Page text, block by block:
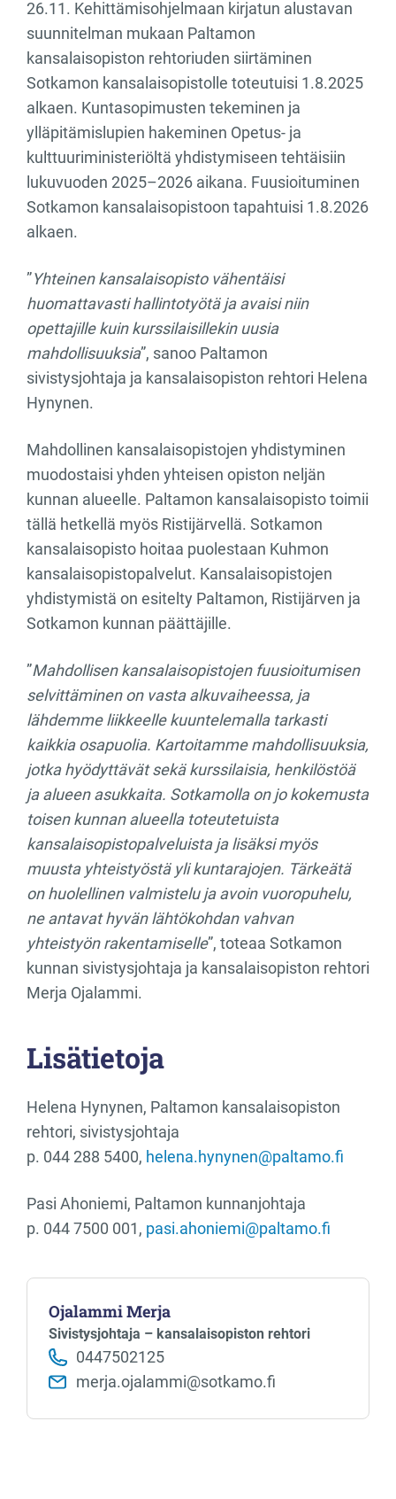
26.11. Kehittämisohjelmaan kirjatun alustavan
suunnitelman mukaan Paltamon
kansalaisopiston rehtoriuden siirtäminen
Sotkamon kansalaisopistolle toteutuisi 1.8.2025
alkaen. Kuntasopimusten tekeminen ja
ylläpitämislupien hakeminen Opetus- ja
kulttuuriministeriöltä yhdistymiseen tehtäisiin
lukuvuoden 2025–2026 aikana. Fuusioituminen
Sotkamon kansalaisopistoon tapahtuisi 1.8.2026
alkaen.
”Yhteinen kansalaisopisto vähentäisi
huomattavasti hallintotyötä ja avaisi niin
opettajille kuin kurssilaisillekin uusia
mahdollisuuksia”, sanoo Paltamon
sivistysjohtaja ja kansalaisopiston rehtori Helena
Hynynen.
Mahdollinen kansalaisopistojen yhdistyminen
muodostaisi yhden yhteisen opiston neljän
kunnan alueelle. Paltamon kansalaisopisto toimii
tällä hetkellä myös Ristijärvellä. Sotkamon
kansalaisopisto hoitaa puolestaan Kuhmon
kansalaisopistopalvelut. Kansalaisopistojen
yhdistymistä on esitelty Paltamon, Ristijärven ja
Sotkamon kunnan päättäjille.
”Mahdollisen kansalaisopistojen fuusioitumisen
selvittäminen on vasta alkuvaiheessa, ja
lähdemme liikkeelle kuuntelemalla tarkasti
kaikkia osapuolia. Kartoitamme mahdollisuuksia,
jotka hyödyttävät sekä kurssilaisia, henkilöstöä
ja alueen asukkaita. Sotkamolla on jo kokemusta
toisen kunnan alueella toteutetuista
kansalaisopistopalveluista ja lisäksi myös
muusta yhteistyöstä yli kuntarajojen. Tärkeätä
on huolellinen valmistelu ja avoin vuoropuhelu,
ne antavat hyvän lähtökohdan vahvan
yhteistyön rakentamiselle”, toteaa Sotkamon
kunnan sivistysjohtaja ja kansalaisopiston rehtori
Merja Ojalammi.
Lisätietoja
Helena Hynynen, Paltamon kansalaisopiston
rehtori, sivistysjohtaja
p. 044 288 5400, helena.hynynen@paltamo.fi
Pasi Ahoniemi, Paltamon kunnanjohtaja
p. 044 7500 001, pasi.ahoniemi@paltamo.fi
Ojalammi Merja
Sivistysjohtaja – kansalaisopiston rehtori
0447502125
merja.ojalammi@sotkamo.fi